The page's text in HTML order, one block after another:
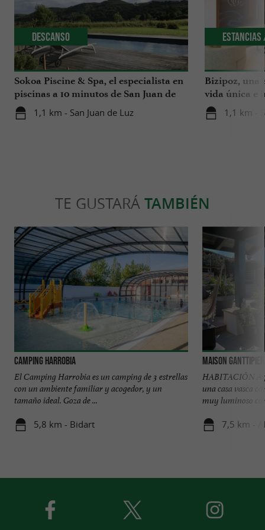
Sokoa Piscine & Spa, el especialista en
piscinas a 10 minutos de San Juan de
Luz
1,1 km - San Juan de Luz
Descanso
Bizipoz, una
vida única e
disfrutar en
1,1 km -
Estancias
TE GUSTARÁ TAMBIÉN
Camping Harrobia
El Camping Harrobia es un camping de 3 estrellas
con un ambiente familiar y acogedor, y un
tamaño ideal. Goza de ...
5,8 km - Bidart
Maison
HABITACIÓN A
una casa vasca
muy luminoso
7,5 km -